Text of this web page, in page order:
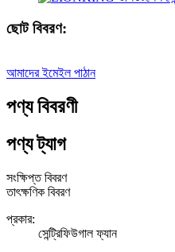
ছোট বিবরণ:
আমাদের ইমেইল পাঠান
পণ্য বিবরণী
পণ্য ট্যাগ
সংক্ষিপ্ত বিবরণ
তাৎক্ষণিক বিবরণ
প্রকার:
সেন্ট্রিফিউগাল ফ্যান